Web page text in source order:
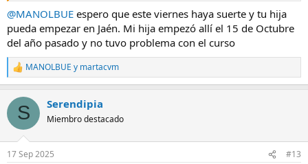
@MANOLBUE espero que este viernes haya suerte y tu hija
pueda empezar en Jaén. Mi hija empezó allí el 15 de Octubre
del año pasado y no tuvo problema con el curso
R
e
c
i
e
MANOLBUE y martacvm
S Serendipia
Miembro destacado
17 Sep 2025 #13